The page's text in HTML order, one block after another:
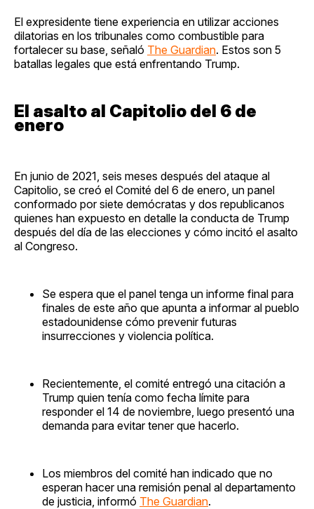
El expresidente tiene experiencia en utilizar acciones
dilatorias en los tribunales como combustible para
fortalecer su base, señaló The Guardian. Estos son 5
batallas legales que está enfrentando Trump.
El asalto al Capitolio del 6 de
enero
En junio de 2021, seis meses después del ataque al
Capitolio, se creó el Comité del 6 de enero, un panel
conformado por siete demócratas y dos republicanos
quienes han expuesto en detalle la conducta de Trump
después del día de las elecciones y cómo incitó el asalto
al Congreso.
Se espera que el panel tenga un informe final para
finales de este año que apunta a informar al pueblo
estadounidense cómo prevenir futuras
insurrecciones y violencia política.
Recientemente, el comité entregó una citación a
Trump quien tenía como fecha límite para
responder el 14 de noviembre, luego presentó una
demanda para evitar tener que hacerlo.
Los miembros del comité han indicado que no
esperan hacer una remisión penal al departamento
de justicia, informó The Guardian.